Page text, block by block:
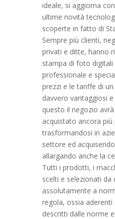
ideale, si aggiorna
ultime novità
scoperte in fatto di
Sempre più clienti,
privati e ditte, hanno
stampa di foto digitali
professionale e
prezzi e le tariffe di
davvero vantaggiosi
questo il negozio
acquistato ancora più
trasformandosi in
settore ed
allargando anche la
Tutti i prodotti, i
scelti e selezionati da
assolutamente a
regola, ossia
descritti dalle norme